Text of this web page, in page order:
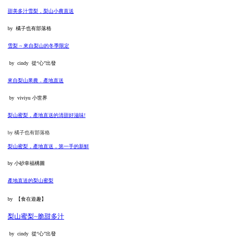
甜美多汁雪梨，梨山小農直送
by 橘子也有部落格
雪梨 ~ 來自梨山的冬季限定
by cindy 從“心”出發
來自梨山果農．產地直送
by viviyu 小世界
梨山蜜梨，產地直送的清甜好滋味!
by 橘子也有部落格
梨山蜜梨，產地直送，第一手的新鮮
by 小砂幸福構圖
產地直送的梨山蜜梨
by 【食在遊趣】
梨山蜜梨~脆甜多汁
by cindy 從“心”出發